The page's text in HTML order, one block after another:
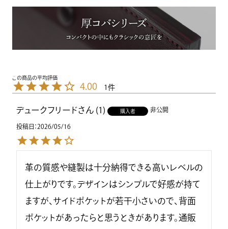
4.00 1
デュークフリード 1 購入者 非公開
投稿日 2026/05/16
革の質感や縫製は十分納得できる高いレベルの
仕上がりです。デザインはシンプルで好感が持て
ますが、サイドポケットが若干小さいので、背面
ポケットがあったらと思うときがあります。通販